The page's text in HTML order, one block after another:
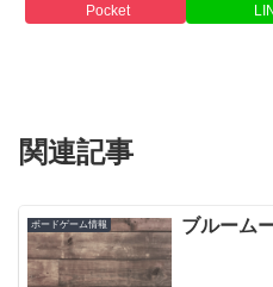
Pocket
関連記事
ボードゲーム情報 ブルーム